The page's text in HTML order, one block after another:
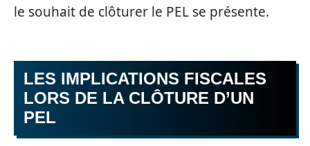
le souhait de clôturer le PEL se présente.
LES IMPLICATIONS FISCALES
LORS DE LA CLÔTURE D’UN
PEL